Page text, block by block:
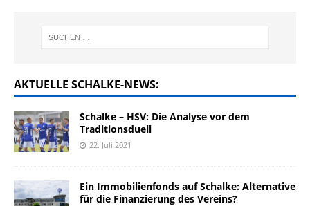
AKTUELLE SCHALKE-NEWS:
Schalke – HSV: Die Analyse vor dem
Traditionsduell
22. Juli 2021
Ein Immobilienfonds auf Schalke: Alternative
für die Finanzierung des Vereins?